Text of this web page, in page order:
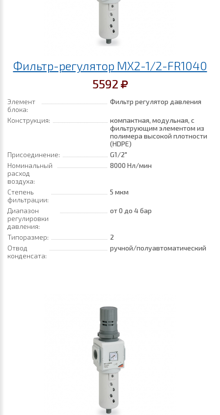
Фильтр-регулятор MX2-1/2-FR1040
5592
Элемент
блока:
Фильтр регулятор давления
Конструкция:
компактная, модульная, с
фильтрующим элементом из
полимера высокой плотности
(HDPE)
Присоединение:
G1/2"
Номинальный
расход
воздуха:
8000 Нл/мин
Степень
фильтрации:
5 мкм
Диапазон
регулировки
давления:
от 0 до 4 бар
Типоразмер:
2
Отвод
конденсата:
ручной/полуавтоматический